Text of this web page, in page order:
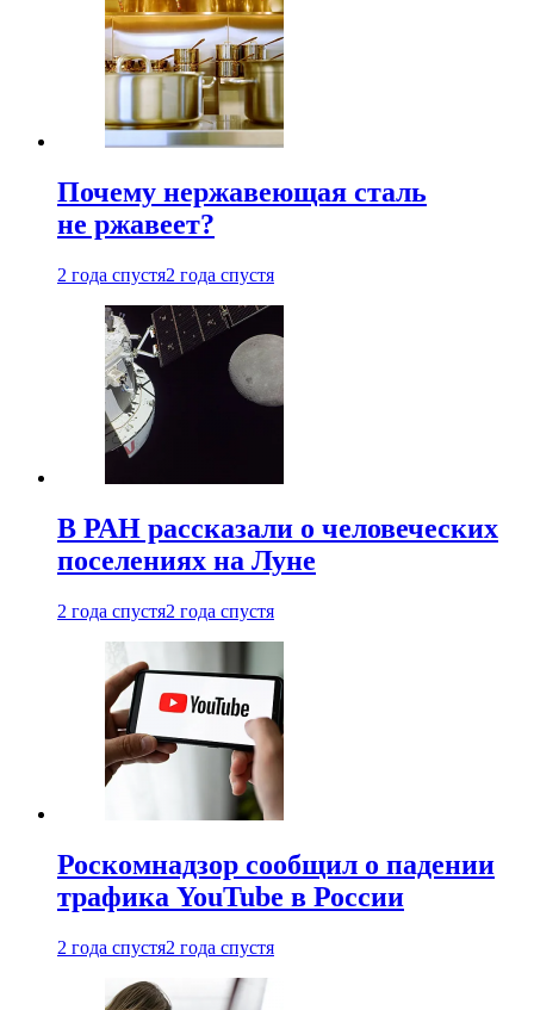
Почему нержавеющая сталь
не ржавеет?
2 года спустя2 года спустя
В РАН рассказали о человеческих
поселениях на Луне
2 года спустя2 года спустя
Роскомнадзор сообщил о падении
трафика YouTube в России
2 года спустя2 года спустя